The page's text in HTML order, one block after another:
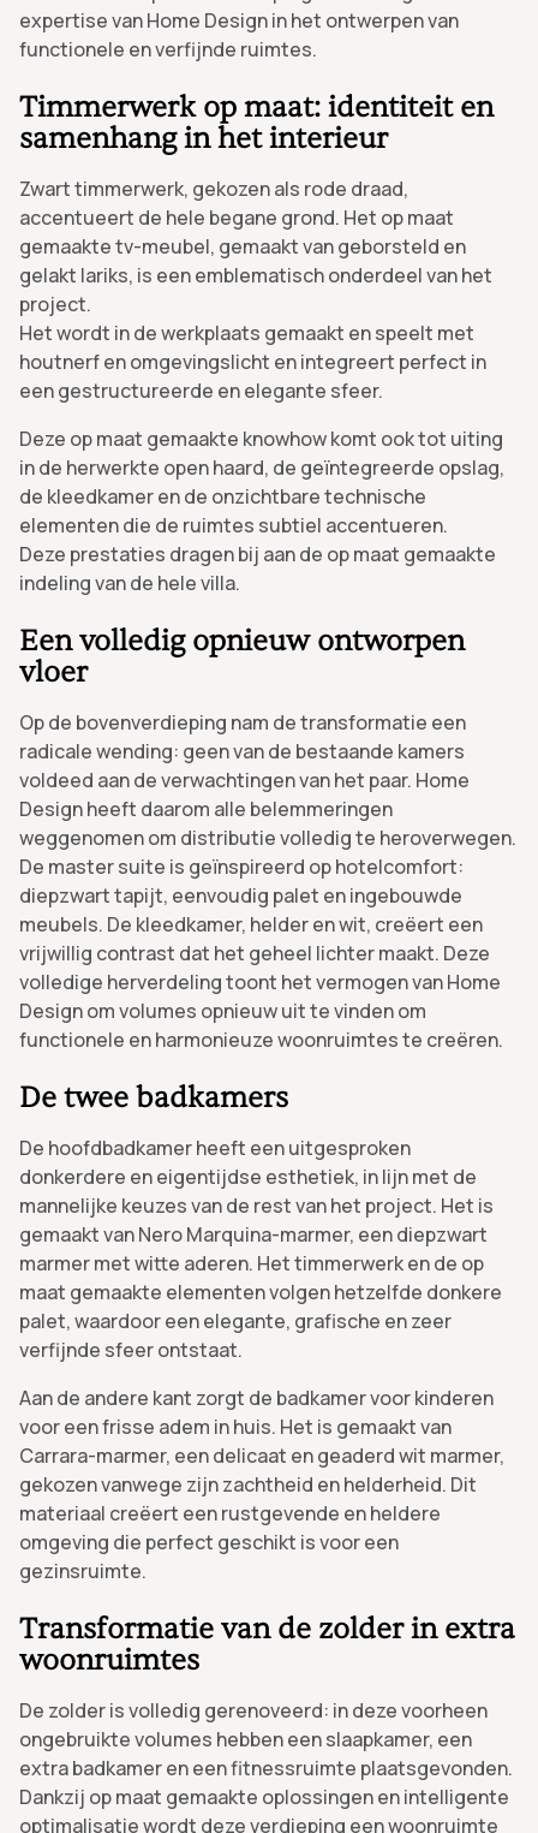
expertise van Home Design in het ontwerpen van
functionele en verfijnde ruimtes.
Timmerwerk op maat: identiteit en
samenhang in het interieur
Zwart timmerwerk, gekozen als rode draad,
accentueert de hele begane grond. Het op maat
gemaakte tv-meubel, gemaakt van geborsteld en
gelakt lariks, is een emblematisch onderdeel van het
project.
Het wordt in de werkplaats gemaakt en speelt met
houtnerf en omgevingslicht en integreert perfect in
een gestructureerde en elegante sfeer.
Deze op maat gemaakte knowhow komt ook tot uiting
in de herwerkte open haard, de geïntegreerde opslag,
de kleedkamer en de onzichtbare technische
elementen die de ruimtes subtiel accentueren.
Deze prestaties dragen bij aan de op maat gemaakte
indeling van de hele villa.
Een volledig opnieuw ontworpen
vloer
Op de bovenverdieping nam de transformatie een
radicale wending: geen van de bestaande kamers
voldeed aan de verwachtingen van het paar. Home
Design heeft daarom alle belemmeringen
weggenomen om distributie volledig te heroverwegen.
De master suite is geïnspireerd op hotelcomfort:
diepzwart tapijt, eenvoudig palet en ingebouwde
meubels. De kleedkamer, helder en wit, creëert een
vrijwillig contrast dat het geheel lichter maakt. Deze
volledige herverdeling toont het vermogen van Home
Design om volumes opnieuw uit te vinden om
functionele en harmonieuze woonruimtes te creëren.
De twee badkamers
De hoofdbadkamer heeft een uitgesproken
donkerdere en eigentijdse esthetiek, in lijn met de
mannelijke keuzes van de rest van het project. Het is
gemaakt van Nero Marquina-marmer, een diepzwart
marmer met witte aderen. Het timmerwerk en de op
maat gemaakte elementen volgen hetzelfde donkere
palet, waardoor een elegante, grafische en zeer
verfijnde sfeer ontstaat.
Aan de andere kant zorgt de badkamer voor kinderen
voor een frisse adem in huis. Het is gemaakt van
Carrara-marmer, een delicaat en geaderd wit marmer,
gekozen vanwege zijn zachtheid en helderheid. Dit
materiaal creëert een rustgevende en heldere
omgeving die perfect geschikt is voor een
gezinsruimte.
Transformatie van de zolder in extra
woonruimtes
De zolder is volledig gerenoveerd: in deze voorheen
ongebruikte volumes hebben een slaapkamer, een
extra badkamer en een fitnessruimte plaatsgevonden.
Dankzij op maat gemaakte oplossingen en intelligente
optimalisatie wordt deze verdieping een woonruimte